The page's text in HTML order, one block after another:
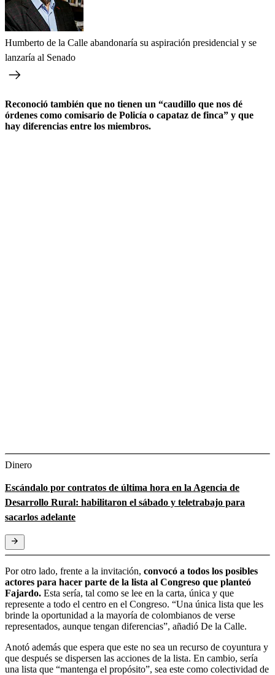
Humberto de la Calle abandonaría su aspiración presidencial y se
lanzaría al Senado
Reconoció también que no tienen un “caudillo que nos dé
órdenes como comisario de Policía o capataz de finca” y que
hay diferencias entre los miembros.
Dinero
Escándalo por contratos de última hora en la Agencia de
Desarrollo Rural: habilitaron el sábado y teletrabajo para
sacarlos adelante
Por otro lado, frente a la invitación, convocó a todos los posibles
actores para hacer parte de la lista al Congreso que planteó
Fajardo. Esta sería, tal como se lee en la carta, única y que
represente a todo el centro en el Congreso. “Una única lista que les
brinde la oportunidad a la mayoría de colombianos de verse
representados, aunque tengan diferencias”, añadió De la Calle.
Anotó además que espera que este no sea un recurso de coyuntura y
que después se dispersen las acciones de la lista. En cambio, sería
una lista que “mantenga el propósito”, sea este como colectividad de